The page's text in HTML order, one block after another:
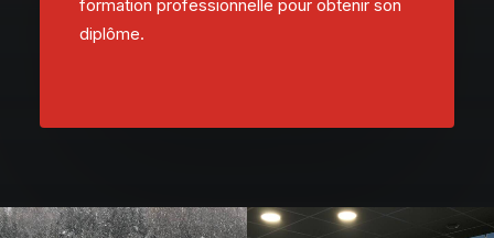
formation professionnelle pour obtenir son
diplôme.